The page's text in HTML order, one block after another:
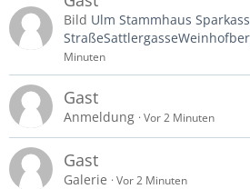
Bild Ulm Stammhaus
Minuten
Gast
Anmeldung Vor 2 Minuten
Gast
Galerie Vor 2 Minuten